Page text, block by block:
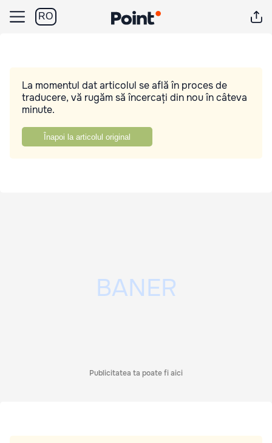
RO
La momentul dat articolul se află în proces de
traducere, vă rugăm să încercați din nou în câteva
minute.
Înapoi la articolul original
Publicitatea ta poate fi aici